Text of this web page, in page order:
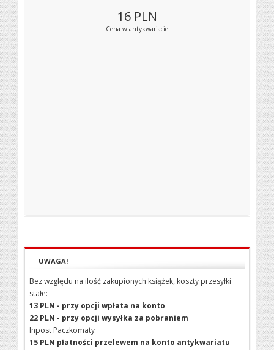
16 PLN
Cena w antykwariacie
UWAGA!
Bez względu na ilość zakupionych książek, koszty przesyłki
stałe:
13 PLN - przy opcji wpłata na konto
22 PLN - przy opcji wysyłka za pobraniem
Inpost Paczkomaty
15 PLN płatności przelewem na konto antykwariatu